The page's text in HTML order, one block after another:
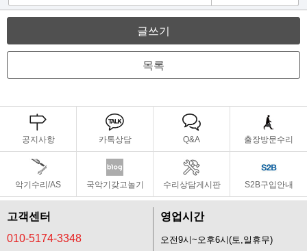
글쓰기
목록
공지사항 카톡상담 Q&A 출장방문수리
악기수리/AS 국악기갖고놀기 수리상담게시판 S2B구입안내
고객센터
010-5174-3348
영업시간
오전9시~오후6시(토,일휴무)